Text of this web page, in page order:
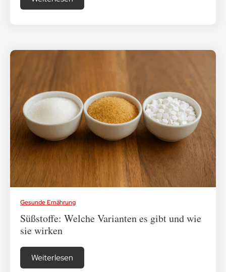
Gesunde Ernährung
Süßstoffe: Welche Varianten es gibt und wie
sie wirken
Weiterlesen